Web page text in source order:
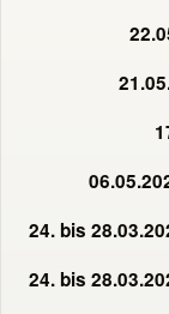
24. bis
24. bis